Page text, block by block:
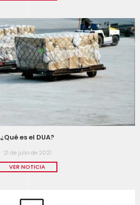
¿Qué es el DUA?
21 de julio de 2021
VER NOTICIA